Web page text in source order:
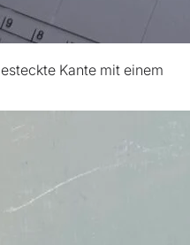
Kante mit einem